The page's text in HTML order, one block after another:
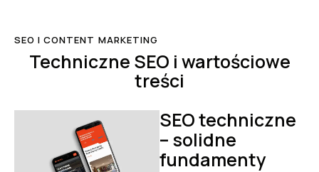
SEO I CONTENT MARKETING
Techniczne SEO i wartościowe
treści
SEO techniczne
– solidne
fundamenty